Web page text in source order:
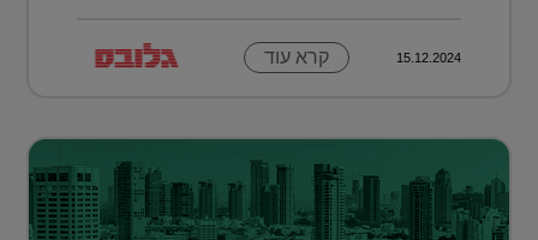
15.12.2024 קרא עוד